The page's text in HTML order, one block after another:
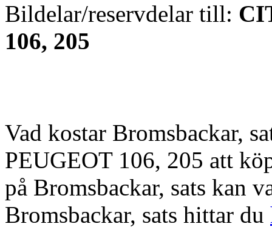
Bildelar/reservdelar till:
106, 205
Vad kostar Bromsbackar,
PEUGEOT 106, 205 att
på Bromsbackar, sats kan
Bromsbackar, sats hittar du